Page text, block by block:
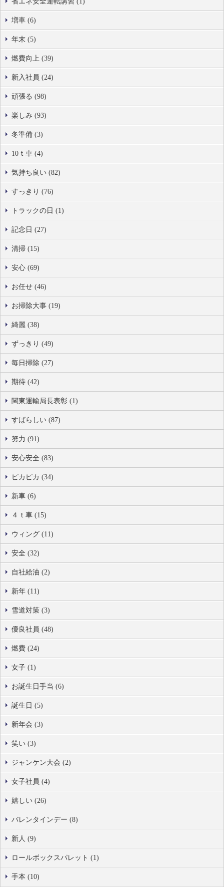
増車 (6)
年末 (5)
燃費向上 (39)
新入社員 (24)
頑張る (98)
楽しみ (93)
冬準備 (3)
10ｔ車 (4)
気持ち良い (82)
すっきり (76)
トラックの日 (1)
記念日 (27)
清掃 (15)
安心 (69)
お任せ (46)
お掃除大事 (19)
綺麗 (38)
ずっきり (49)
毎日掃除 (27)
期待 (42)
関東運輸局長表彰 (1)
すばらしい (87)
努力 (91)
安心安全 (83)
ピカピカ (34)
新車 (6)
４ｔ車 (15)
ウィング (11)
安全 (32)
自社給油 (2)
新年 (11)
雪道対策 (3)
優良社員 (48)
燃費 (24)
女子 (1)
お誕生日手当 (6)
誕生日 (5)
新年会 (3)
笑い (3)
ジャンケン大会 (2)
女子社員 (4)
嬉しい (26)
バレンタインデー (8)
新人 (9)
ロールボックスパレット (1)
手本 (10)